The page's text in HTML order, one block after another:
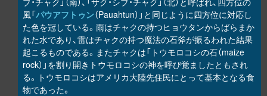
風「パウアフトゥン（Pauahtun）」と同じように四方位に対応し
た色を冠している。雨はチャクの持つヒョウタンからばらまか
れた水であり、雷はチャクの持つ魔法の石斧が振るわれた結果
起こるものである。またチャクは「トウモロコシの石（maize
rock）」を割り開きトウモロコシの神を呼び覚ましたともされ
る。トウモロコシはアメリカ大陸先住民にとって基本となる食
物であった。